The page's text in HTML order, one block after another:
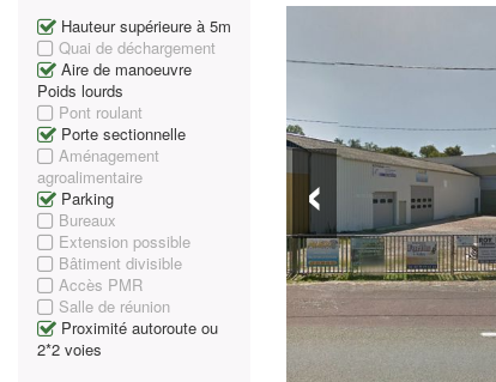
Hauteur supérieure à 5m
Quai de déchargement
Aire de manoeuvre
Poids lourds
Pont roulant
Porte sectionnelle
Aménagement
agroalimentaire
Parking
Bureaux
Extension possible
Bâtiment divisible
Accès PMR
Salle de réunion
Proximité autoroute ou
2*2 voies
‹